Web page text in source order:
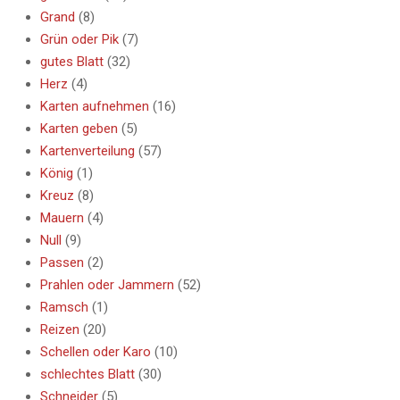
Grand (8)
Grün oder Pik (7)
gutes Blatt (32)
Herz (4)
Karten aufnehmen (16)
Karten geben (5)
Kartenverteilung (57)
König (1)
Kreuz (8)
Mauern (4)
Null (9)
Passen (2)
Prahlen oder Jammern (52)
Ramsch (1)
Reizen (20)
Schellen oder Karo (10)
schlechtes Blatt (30)
Schneider (5)